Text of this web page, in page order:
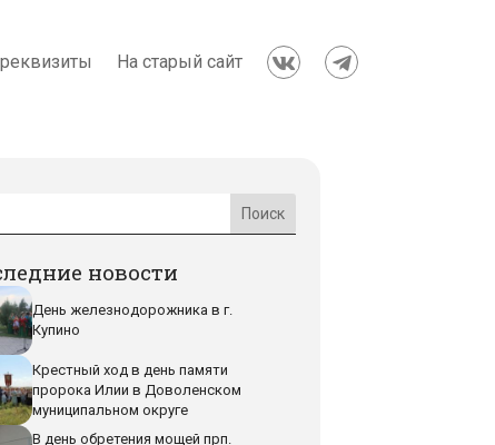
На старый сайт  
новости
День железнодорожника в г.
Купино
Крестный ход в день памяти
пророка Илии в Доволенском
муниципальном округе
В день обретения мощей прп.